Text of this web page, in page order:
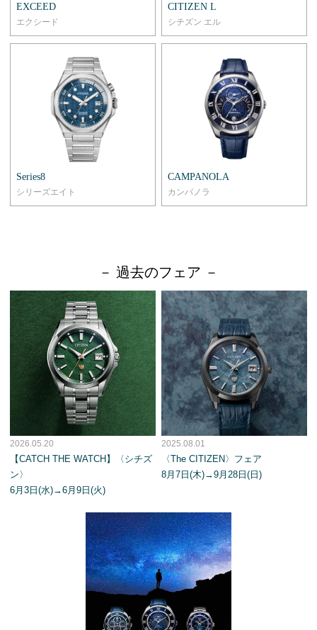
EXCEED
エクシード
CITIZEN L
シチズン エル
Series8
シリーズエイト
CAMPANOLA
カンパノラ
－ 過去のフェア －
2026.05.20
【CATCH THE WATCH】〈シチズ
ン〉
6月3日(水)→6月9日(火)
2025.08.01
〈The CITIZEN〉フェア
8月7日(木)→9月28日(日)